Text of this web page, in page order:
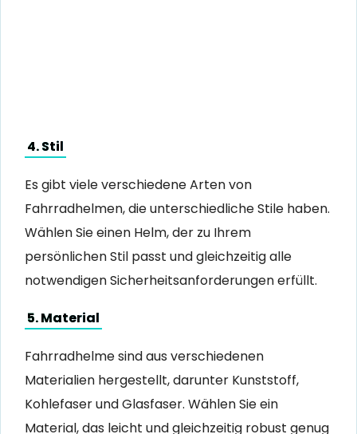
4. Stil
Es gibt viele verschiedene Arten von
Fahrradhelmen, die unterschiedliche Stile haben.
Wählen Sie einen Helm, der zu Ihrem
persönlichen Stil passt und gleichzeitig alle
notwendigen Sicherheitsanforderungen erfüllt.
5. Material
Fahrradhelme sind aus verschiedenen
Materialien hergestellt, darunter Kunststoff,
Kohlefaser und Glasfaser. Wählen Sie ein
Material, das leicht und gleichzeitig robust genug